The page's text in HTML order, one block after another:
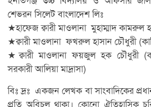
শেভরন সিলেট বাংলাদেশ লিঃ
★হাফেজ ক্বারী মাওলানা মুহাম্মাদ কামরুল
★ক্বারী মাওলানা ফখরুল হাসান চৌধুরী
★ক্বারী মাওলানা ফয়জুল হক চৌধুরী
সরকারী আলিয়া মাদ্রাসা)
বিঃ দ্রঃ একজন লেখক বা সাংবাদিকের
প্রতি অবিচল থাকা। কোনো ঐতিহাসিক